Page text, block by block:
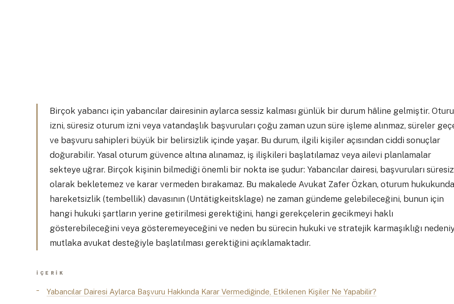
Birçok yabancı için yabancılar dairesinin aylarca sessiz kalması günlük bir durum hâline gelmiştir.
izni, süresiz oturum izni veya vatandaşlık başvuruları çoğu zaman uzun süre işleme alınmaz, süreler
ve başvuru sahipleri büyük bir belirsizlik içinde yaşar. Bu durum, ilgili kişiler açısından ciddi sonuçlar
doğurabilir. Yasal oturum güvence altına alınamaz, iş ilişkileri başlatılamaz veya ailevi planlamalar
sekteye uğrar. Birçok kişinin bilmediği önemli bir nokta ise şudur: Yabancılar dairesi, başvuruları süresiz
olarak bekletemez ve karar vermeden bırakamaz. Bu makalede Avukat Zafer Özkan, oturum hukukunda
hareketsizlik (tembellik) davasının (Untätigkeitsklage) ne zaman gündeme gelebileceğini, bunun için
hangi hukuki şartların yerine getirilmesi gerektiğini, hangi gerekçelerin gecikmeyi haklı
gösterebileceğini veya gösteremeyeceğini ve neden bu sürecin hukuki ve stratejik karmaşıklığı
mutlaka avukat desteğiyle başlatılması gerektiğini açıklamaktadır.
İÇERIK
Yabancılar Dairesi Aylarca Başvuru Hakkında Karar Vermediğinde, Etkilenen Kişiler Ne Yapabilir?